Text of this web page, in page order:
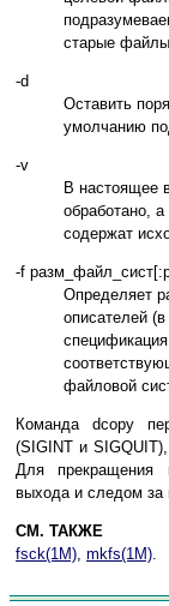
старые
-d
Оставить
умолчанию
-v
В настоящее
обработано,
содержат
-f
Определяет
описателей
файловой
Команда dcopy
(SIGINT и
Для прекращения
выхода и следом за
СМ. ТАКЖЕ
fsck(1M), mkfs(1M).